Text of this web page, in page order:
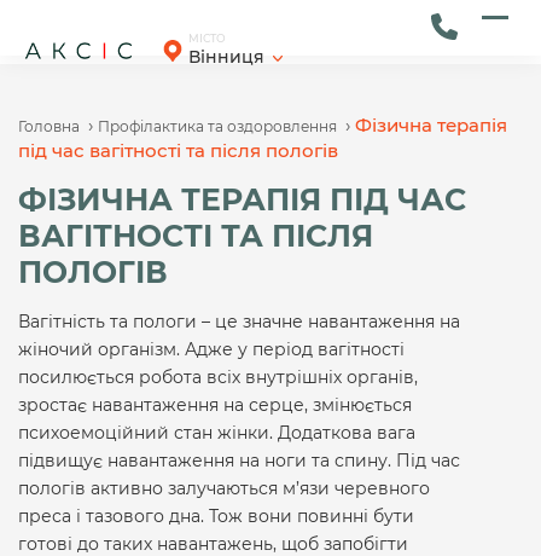
content
МІСТО
Вінниця
Головна › Профілактика та оздоровлення › Фізична терапія
під час вагітності та після пологів
ФІЗИЧНА ТЕРАПІЯ ПІД ЧАС
ВАГІТНОСТІ ТА ПІСЛЯ
ПОЛОГІВ
Вагітність та пологи – це значне навантаження на
жіночий організм. Адже у період вагітності
посилюється робота всіх внутрішніх органів,
зростає навантаження на серце, змінюється
психоемоційний стан жінки. Додаткова вага
підвищує навантаження на ноги та спину. Під час
пологів активно залучаються м’язи черевного
преса і тазового дна. Тож вони повинні бути
готові до таких навантажень, щоб запобігти